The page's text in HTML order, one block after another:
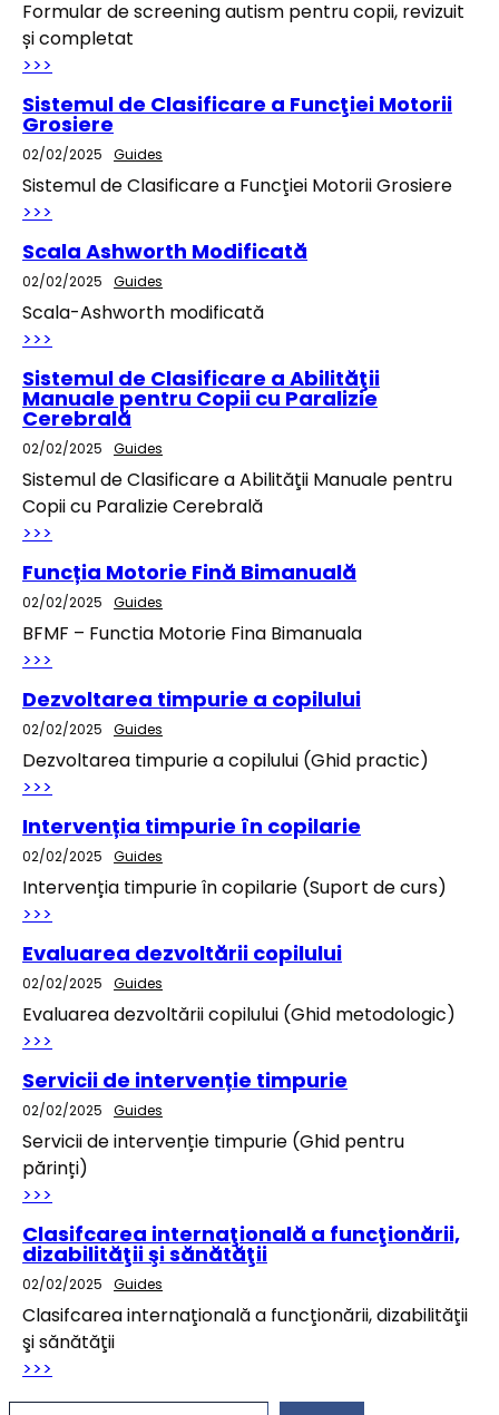
Formular de screening autism pentru copii, revizuit
și completat
>>>
Sistemul de Clasificare a Funcţiei Motorii
Grosiere
02/02/2025 Guides
Sistemul de Clasificare a Funcţiei Motorii Grosiere
>>>
Scala Ashworth Modificată
02/02/2025 Guides
Scala-Ashworth modificată
>>>
Sistemul de Clasificare a Abilităţii
Manuale pentru Copii cu Paralizie
Cerebrală
02/02/2025 Guides
Sistemul de Clasificare a Abilităţii Manuale pentru
Copii cu Paralizie Cerebrală
>>>
Funcția Motorie Fină Bimanuală
02/02/2025 Guides
BFMF – Functia Motorie Fina Bimanuala
>>>
Dezvoltarea timpurie a copilului
02/02/2025 Guides
Dezvoltarea timpurie a copilului (Ghid practic)
>>>
Intervenția timpurie în copilarie
02/02/2025 Guides
Intervenția timpurie în copilarie (Suport de curs)
>>>
Evaluarea dezvoltării copilului
02/02/2025 Guides
Evaluarea dezvoltării copilului (Ghid metodologic)
>>>
Servicii de intervenție timpurie
02/02/2025 Guides
Servicii de intervenție timpurie (Ghid pentru
părinți)
>>>
Clasifcarea internaţională a funcţionării,
dizabilităţii şi sănătăţii
02/02/2025 Guides
Clasifcarea internaţională a funcţionării, dizabilităţii
şi sănătăţii
>>>